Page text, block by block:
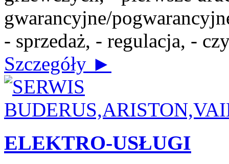
gwarancyjne/
- sprzedaż, - regulacja, -
Szczegóły ►
ELEKTRO-USŁUGI